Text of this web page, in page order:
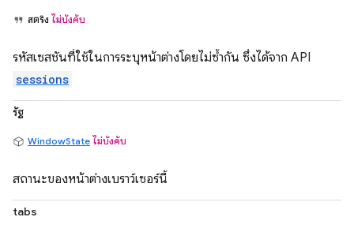
สตริง ไม่บังคับ
รหัสเซสชันที่ใช้ในการระบุหน้าต่างโดยไม่ซ้ำกัน ซึ่งได้จาก API
sessions
รัฐ
WindowState ไม่บังคับ
สถานะของหน้าต่างเบราว์เซอร์นี้
tabs